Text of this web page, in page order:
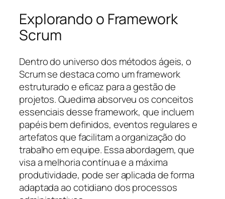
Explorando o Framework
Scrum
Dentro do universo dos métodos ágeis, o
Scrum se destaca como um framework
estruturado e eficaz para a gestão de
projetos. Quedima absorveu os conceitos
essenciais desse framework, que incluem
papéis bem definidos, eventos regulares e
artefatos que facilitam a organização do
trabalho em equipe. Essa abordagem, que
visa a melhoria contínua e a máxima
produtividade, pode ser aplicada de forma
adaptada ao cotidiano dos processos